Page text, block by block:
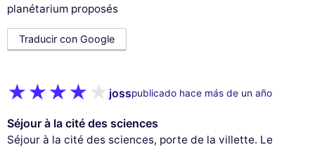
planétarium proposés
Traducir con Google
josspublicado hace más de un año
Séjour à la cité des sciences
Séjour à la cité des sciences, porte de la villette. Le